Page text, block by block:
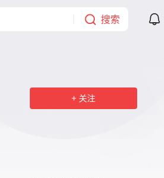
搜索
关注